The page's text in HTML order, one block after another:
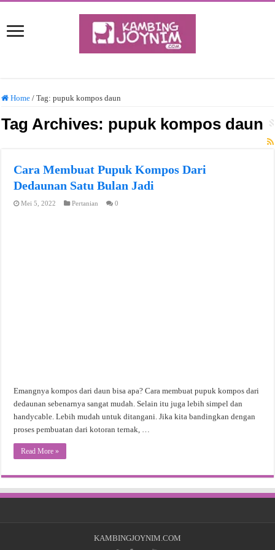
Home / Tag:pupuk kompos daun
Tag Archives: pupuk kompos daun
Cara Membuat Pupuk Kompos Dari
Dedaunan Satu Bulan Jadi
Mei 5, 2022 Pertanian 0
Emangnya kompos dari daun bisa apa? Cara membuat pupuk kompos dari
dedaunan sebenarnya sangat mudah. Selain itu juga lebih simpel dan
handycable. Lebih mudah untuk ditangani. Jika kita bandingkan dengan
proses pembuatan dari kotoran ternak, …
Read More »
KAMBINGJOYNIM.COM